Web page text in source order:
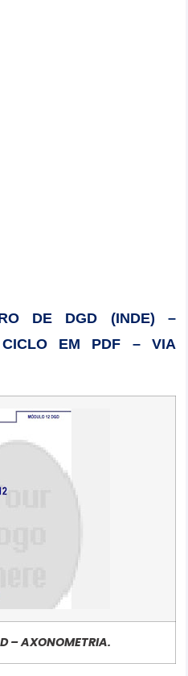
DE DGD (INDE) –
EM PDF – VIA
– AXONOMETRIA.